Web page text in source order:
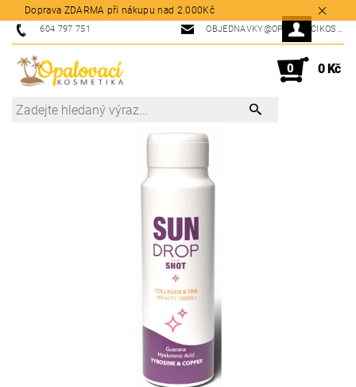
Doprava ZDARMA při nákupu nad 2.000Kč
604 797 751 OBJEDNAVKY@OPALOVACIKOSMETIKA.CZ
0 0 Kč